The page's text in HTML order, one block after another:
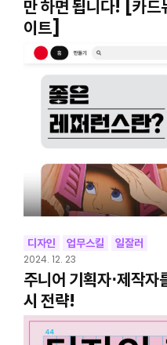
만 하면 됩니다! [카
이트]
디자인 업무스킬 일잘러
2024. 12. 23
주니어 기획자⋅제작자
시 전략!